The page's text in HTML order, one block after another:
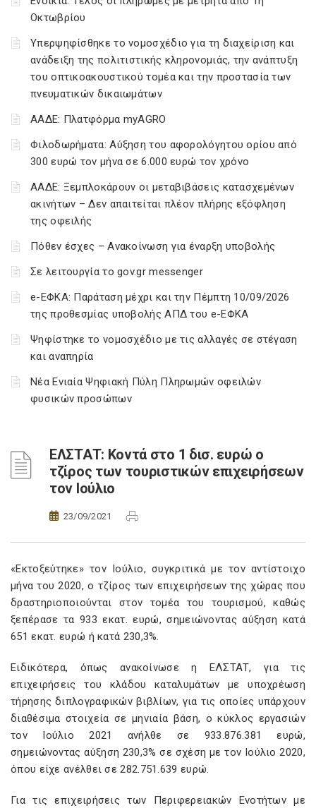
Οκτωβρίου
Υπερψηφίσθηκε το νομοσχέδιο για τη διαχείριση και
ανάδειξη της πολιτιστικής κληρονομιάς, την ανάπτυξη
του οπτικοακουστικού τομέα και την προστασία των
πνευματικών δικαιωμάτων
ΑΑΔΕ: Πλατφόρμα myAGRO
Φιλοδωρήματα: Αύξηση του αφορολόγητου ορίου από
300 ευρώ τον μήνα σε 6.000 ευρώ τον χρόνο
ΑΑΔΕ: Ξεμπλοκάρουν οι μεταβιβάσεις κατασχεμένων
ακινήτων – Δεν απαιτείται πλέον πλήρης εξόφληση
της οφειλής
Πόθεν έσχες – Ανακοίνωση για έναρξη υποβολής
Σε λειτουργία το gov.gr messenger
e-ΕΦΚΑ: Παράταση μέχρι και την Πέμπτη 10/09/2026
της προθεσμίας υποβολής ΑΠΔ του e-ΕΦΚΑ
Ψηφίστηκε το νομοσχέδιο με τις αλλαγές σε στέγαση
και αναπηρία
Νέα Ενιαία Ψηφιακή Πύλη Πληρωμών οφειλών
φυσικών προσώπων
ΕΛΣΤΑΤ: Κοντά στο 1 δισ. ευρώ ο
τζίρος των τουριστικών επιχειρήσεων
τον Ιούλιο
23/09/2021
«Εκτοξεύτηκε» τον Ιούλιο, συγκριτικά με τον αντίστοιχο
μήνα του 2020, ο τζίρος των επιχειρήσεων της χώρας που
δραστηριοποιούνται στον τομέα του τουρισμού, καθώς
ξεπέρασε τα 933 εκατ. ευρώ, σημειώνοντας αύξηση κατά
651 εκατ. ευρώ ή κατά 230,3%.
Ειδικότερα, όπως ανακοίνωσε η ΕΛΣΤΑΤ, για τις
επιχειρήσεις του κλάδου καταλυμάτων με υποχρέωση
τήρησης διπλογραφικών βιβλίων, για τις οποίες υπάρχουν
διαθέσιμα στοιχεία σε μηνιαία βάση, ο κύκλος εργασιών
τον Ιούλιο 2021 ανήλθε σε 933.876.381 ευρώ,
σημειώνοντας αύξηση 230,3% σε σχέση με τον Ιούλιο 2020,
όπου είχε ανέλθει σε 282.751.639 ευρώ.
Για τις επιχειρήσεις των Περιφερειακών Ενοτήτων με